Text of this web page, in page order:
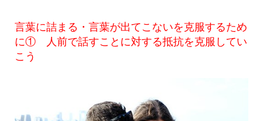
言葉に詰まる・言葉が出てこないを克服するため
に① 人前で話すことに対する抵抗を克服してい
こう